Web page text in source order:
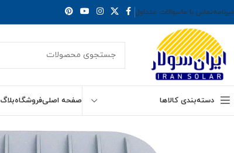
تماس با ماسوالات متداول
دسته‌بندی کالاها صفحه اصلیفروشگاهبلاگ